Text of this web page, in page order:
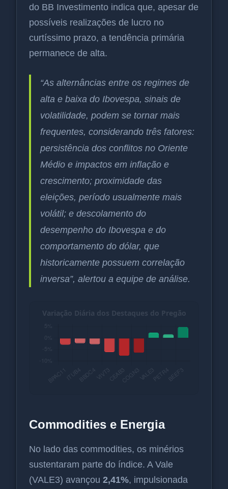
do BB Investimento indica que, apesar de
possíveis realizações de lucro no
curtíssimo prazo, a tendência primária
permanece de alta.
“As alternâncias entre os regimes de
alta e baixa do Ibovespa, sinais de
volatilidade, podem se tornar mais
frequentes, considerando três fatores:
persistência dos conflitos no Oriente
Médio e impactos em inflação e
crescimento; proximidade das
eleições, período usualmente mais
volátil; e descolamento do
desempenho do Ibovespa e do
comportamento do dólar, que
historicamente possuem correlação
inversa”, alertou a equipe de análise.
Commodities e Energia
No lado das commodities, os minérios
sustentaram parte do índice. A Vale
(VALE3) avançou 2,41%, impulsionada